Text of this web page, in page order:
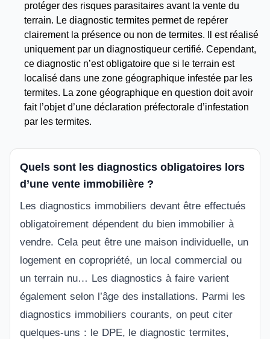
protéger des risques parasitaires avant la vente du
terrain. Le diagnostic termites permet de repérer
clairement la présence ou non de termites. Il est réalisé
uniquement par un diagnostiqueur certifié. Cependant,
ce diagnostic n’est obligatoire que si le terrain est
localisé dans une zone géographique infestée par les
termites. La zone géographique en question doit avoir
fait l’objet d’une déclaration préfectorale d’infestation
par les termites.
Quels sont les diagnostics obligatoires lors
d’une vente immobilière ?
Les diagnostics immobiliers devant être effectués
obligatoirement dépendent du bien immobilier à
vendre. Cela peut être une maison individuelle, un
logement en copropriété, un local commercial ou
un terrain nu… Les diagnostics à faire varient
également selon l’âge des installations. Parmi les
diagnostics immobiliers courants, on peut citer
quelques-uns : le DPE, le diagnostic termites,